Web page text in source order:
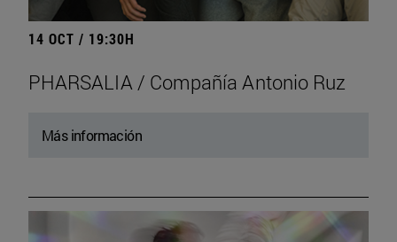
14 OCT / 19:30H
PHARSALIA / Compañía Antonio Ruz
Más información